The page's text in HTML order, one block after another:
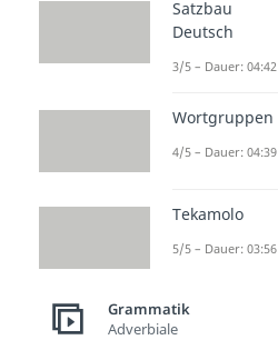
Satzbau
Deutsch
3/5 – Dauer: 04:42
Wortgruppen
4/5 – Dauer: 04:39
Tekamolo
5/5 – Dauer: 03:56
Grammatik
Adverbiale